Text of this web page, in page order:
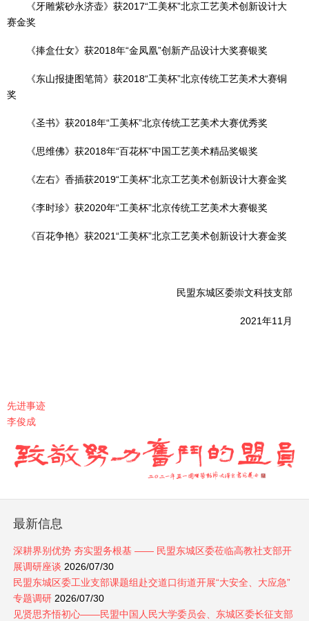
《牙雕紫砂永济壶》获2017“工美杯”北京工艺美术创新设计大
赛金奖
《捧盒仕女》获2018年“金凤凰”创新产品设计大奖赛银奖
《东山报捷图笔筒》获2018“工美杯”北京传统工艺美术大赛铜
奖
《圣书》获2018年“工美杯”北京传统工艺美术大赛优秀奖
《思维佛》获2018年“百花杯”中国工艺美术精品奖银奖
《左右》香插获2019“工美杯”北京工艺美术创新设计大赛金奖
《李时珍》获2020年“工美杯”北京传统工艺美术大赛银奖
《百花争艳》获2021“工美杯”北京工艺美术创新设计大赛金奖
民盟东城区委崇文科技支部
2021年11月
先进事迹
李俊成
最新信息
深耕界别优势 夯实盟务根基 —— 民盟东城区委莅临高教社支部开
展调研座谈 2026/07/30
民盟东城区委工业支部课题组赴交道口街道开展“大安全、大应急”
专题调研2026/07/30
见贤思齐悟初心——民盟中国人民大学委员会、东城区委长征支部